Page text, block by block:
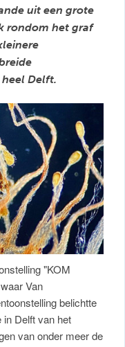
uit een grote
rondom het graf
Delft.
"KOM
Van
belichtte
in Delft van het
van onder meer de